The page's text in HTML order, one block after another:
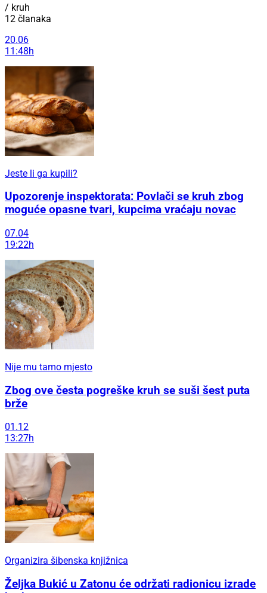
/ kruh
12 članaka
20.06
11:48h
Jeste li ga kupili?
Upozorenje inspektorata: Povlači se kruh zbog
moguće opasne tvari, kupcima vraćaju novac
07.04
19:22h
Nije mu tamo mjesto
Zbog ove česta pogreške kruh se suši šest puta
brže
01.12
13:27h
Organizira šibenska knjižnica
Željka Bukić u Zatonu će održati radionicu izrade